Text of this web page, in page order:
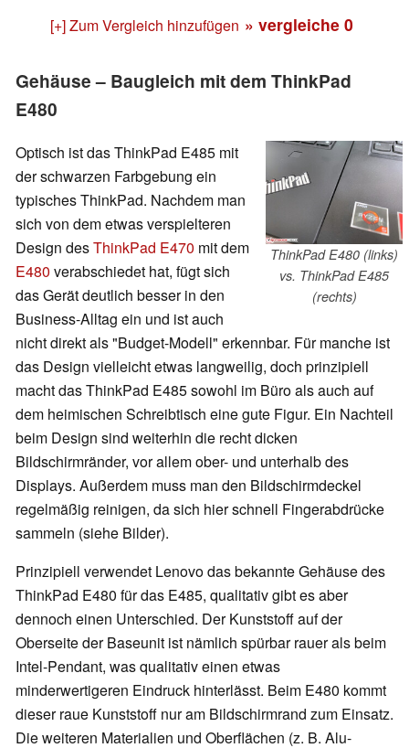
[+] Zum Vergleich hinzufügen » vergleiche 0
Gehäuse – Baugleich mit dem ThinkPad
E480
ThinkPad E480 (links)
vs. ThinkPad E485
(rechts)
Optisch ist das ThinkPad E485 mit
der schwarzen Farbgebung ein
typisches ThinkPad. Nachdem man
sich von dem etwas verspielteren
Design desThinkPad E470 mit dem
E480 verabschiedet hat, fügt sich
das Gerät deutlich besser in den
Business-Alltag ein und ist auch
nicht direkt als "Budget-Modell" erkennbar. Für manche ist
das Design vielleicht etwas langweilig, doch prinzipiell
macht das ThinkPad E485 sowohl im Büro als auch auf
dem heimischen Schreibtisch eine gute Figur. Ein Nachteil
beim Design sind weiterhin die recht dicken
Bildschirmränder, vor allem ober- und unterhalb des
Displays. Außerdem muss man den Bildschirmdeckel
regelmäßig reinigen, da sich hier schnell Fingerabdrücke
sammeln (siehe Bilder).
Prinzipiell verwendet Lenovo das bekannte Gehäuse des
ThinkPad E480 für das E485, qualitativ gibt es aber
dennoch einen Unterschied. Der Kunststoff auf der
Oberseite der Baseunit ist nämlich spürbar rauer als beim
Intel-Pendant, was qualitativ einen etwas
minderwertigeren Eindruck hinterlässt. Beim E480 kommt
dieser raue Kunststoff nur am Bildschirmrand zum Einsatz.
Die weiteren Materialien und Oberflächen (z. B. Alu-